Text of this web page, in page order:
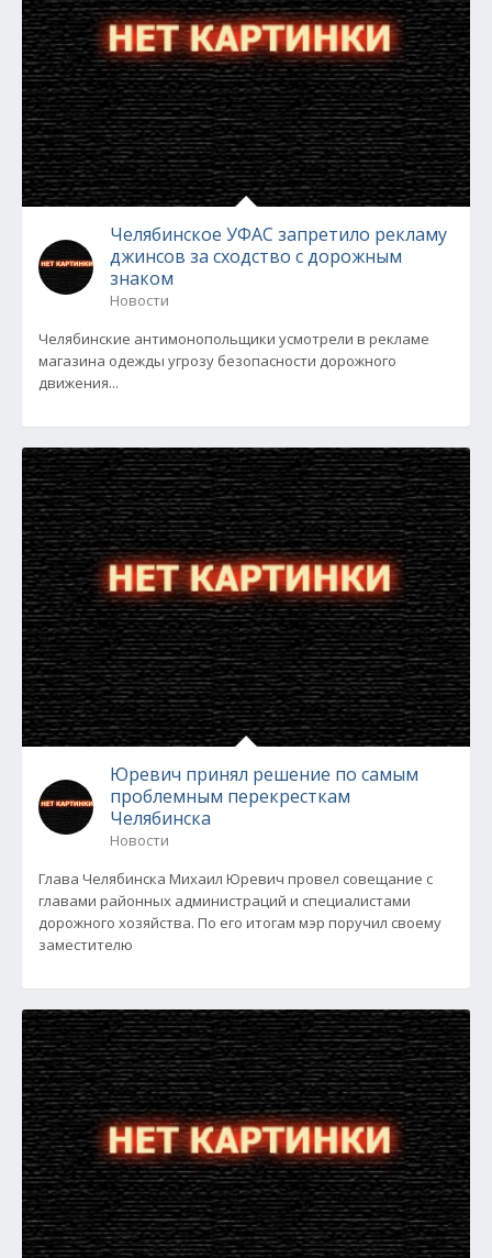
Челябинское УФАС запретило рекламу
джинсов за сходство с дорожным
знаком
Новости
Челябинские антимонопольщики усмотрели в рекламе
магазина одежды угрозу безопасности дорожного
движения...
Юревич принял решение по самым
проблемным перекресткам
Челябинска
Новости
Глава Челябинска Михаил Юревич провел совещание с
главами районных администраций и специалистами
дорожного хозяйства. По его итогам мэр поручил своему
заместителю